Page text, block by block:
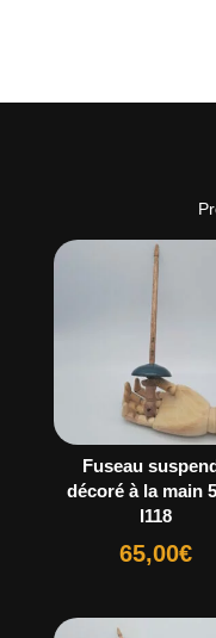
Fuseau
décoré à la main
I118
65,00€